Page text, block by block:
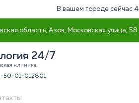
В вашем городе сейчас
область, Азов, Московская улица, 58
24/7
клиника
50-01-012801